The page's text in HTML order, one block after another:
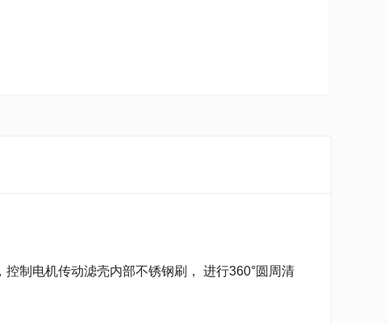
制电机传动滤壳内部不锈钢刷， 进行360°圆周清